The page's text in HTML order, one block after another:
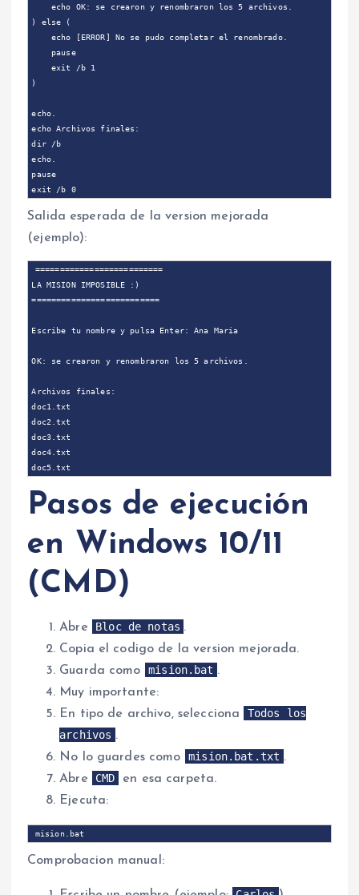
    echo OK: se crearon y renombraron los 5 archivos.
) else (
    echo [ERROR] No se pudo completar el renombrado.
    pause
    exit /b 1
)
echo.
echo Archivos finales:
dir /b
echo.
pause
exit /b 0
Salida esperada de la version mejorada
(ejemplo):
==========================
LA MISION IMPOSIBLE :)
==========================
Escribe tu nombre y pulsa Enter: Ana Maria
OK: se crearon y renombraron los 5 archivos.
Archivos finales:
doc1.txt
doc2.txt
doc3.txt
doc4.txt
Pasos de ejecución
en Windows 10/11
(CMD)
Abre Bloc de notas .
Copia el codigo de la version mejorada.
Guarda como
mision.bat .
Muy importante:
En tipo de archivo, selecciona
Todos los
archivos .
No lo guardes como
mision.bat.txt .
Abre
CMD
en esa carpeta.
Ejecuta:
Comprobacion manual: